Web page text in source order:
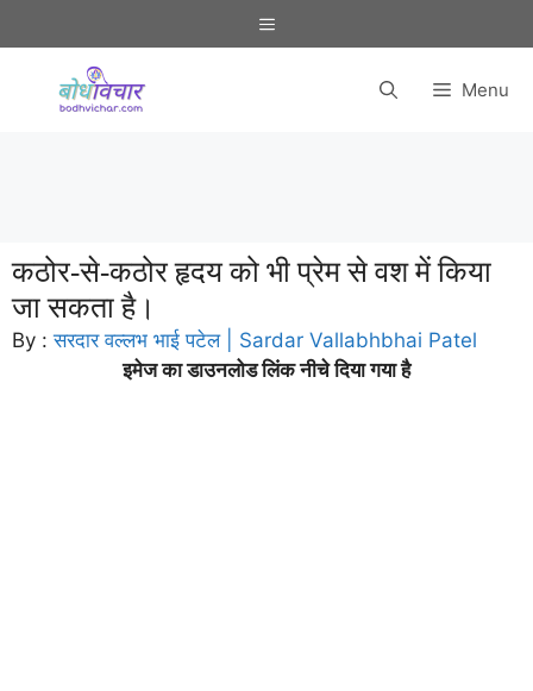
to
Menu
Menu
कठोर-से-कठोर हृदय को भी प्रेम से वश में किया
जा सकता है।
By :सरदार वल्लभ भाई पटेल | Sardar Vallabhbhai Patel
इमेज का डाउनलोड लिंक नीचे दिया गया है